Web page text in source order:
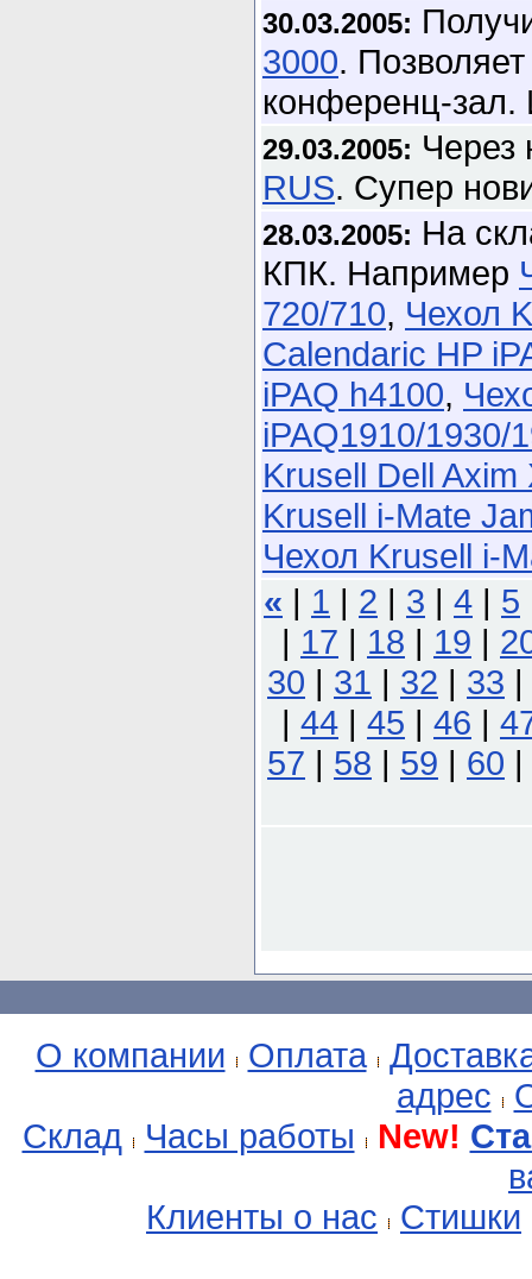
30.03.2005:
3000.
конференц-
29.03.2005: Через
RUS. Супер
28.03.2005: На
КПК. Например
720/710, Чехол
Calendaric HP
iPAQ h4100,
iPAQ1910/1930/
Krusell Dell Axim
Krusell i-Mate
Чехол Krusell i-
« | 1 | 2 | 3 | 4 | 5
| 17 | 18 | 19 |
30 | 31 | 32 | 33 |
| 44 | 45 | 46 |
57 | 58 | 59 | 60 |
О компании Оплата
адрес
Склад
Часы работы New!
Клиенты о нас
Стишки